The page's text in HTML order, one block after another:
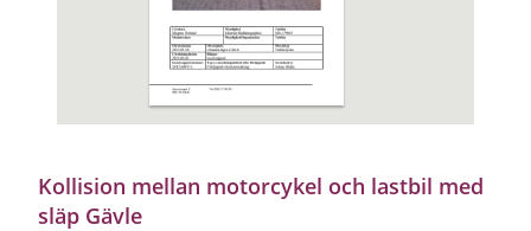
Kollision mellan motorcykel och lastbil med
släp Gävle